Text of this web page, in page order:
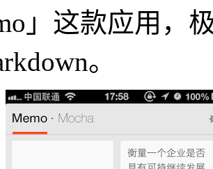
」这款应用，
。